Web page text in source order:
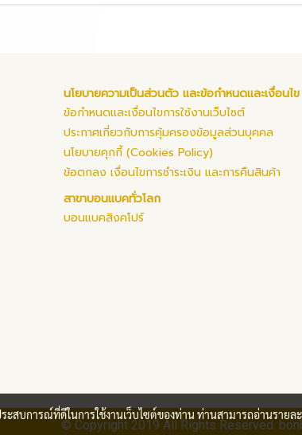
นโยบายความเป็นส่วนตัว และข้อกำหนดและเงื่อนไข
ข้อกำหนดและเงื่อนไขการใช้งานเว็บไซต์
ประกาศเกี่ยวกับการคุ้มครองข้อมูลส่วนบุคคล
นโยบายคุกกี้ (Cookies Policy)
ข้อตกลง เงื่อนไขการชำระเงิน และการคืนสินค้า
สาขาบอนแบคทั่วโลก
บอนแบคสิงคโปร์
© Copyright 2019 All Rights Reserved.
สบการณ์ที่ดีในการใช้งานเว็บไซต์ของท่าน ท่านสามารถอ่านรายล